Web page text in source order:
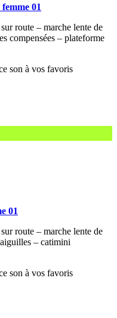
01
route – marche lente de
compensées – plateforme
01
route – marche lente de
– catimini